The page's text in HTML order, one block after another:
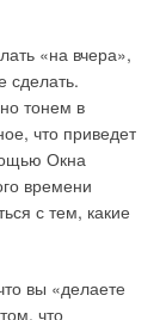
«на вчера»,
сделать.
тонем в
что приведет
Окна
времени
с тем, какие
вы «делаете
что
всей
при
в
а
выделить
функции
они во
ИТП
вопросы
обычно
недель. В
лучшие